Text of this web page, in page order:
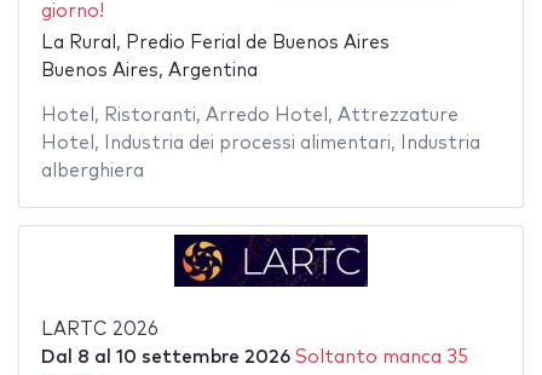
giorno!
La Rural, Predio Ferial de Buenos Aires
Buenos Aires, Argentina
Hotel , Ristoranti, Arredo Hotel , Attrezzature
Hotel , Industria dei processi alimentari,
Industria
alberghiera
LARTC 2026
Dal 8 al 10 settembre 2026 Soltanto manca 35